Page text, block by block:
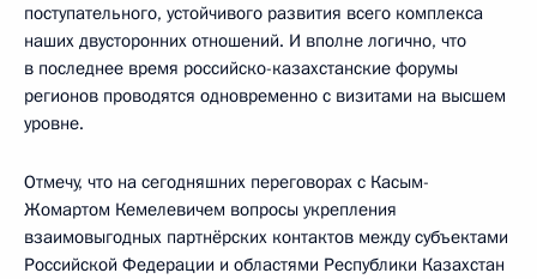
поступательного, устойчивого развития всего комплекса
наших двусторонних отношений. И вполне логично, что
в последнее время российско-казахстанские форумы
регионов проводятся одновременно с визитами на высшем
уровне.
Отмечу, что на сегодняшних переговорах с Касым-
Жомартом Кемелевичем вопросы укрепления
взаимовыгодных партнёрских контактов между субъектами
Российской Федерации и областями Республики Казахстан